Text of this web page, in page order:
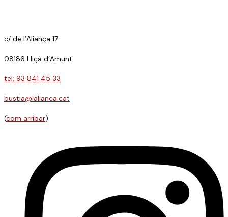
c/ de l’Aliança 17
08186 Lliçà d’Amunt
tel: 93 841 45 33
bustia@lalianca.cat
(com arribar)